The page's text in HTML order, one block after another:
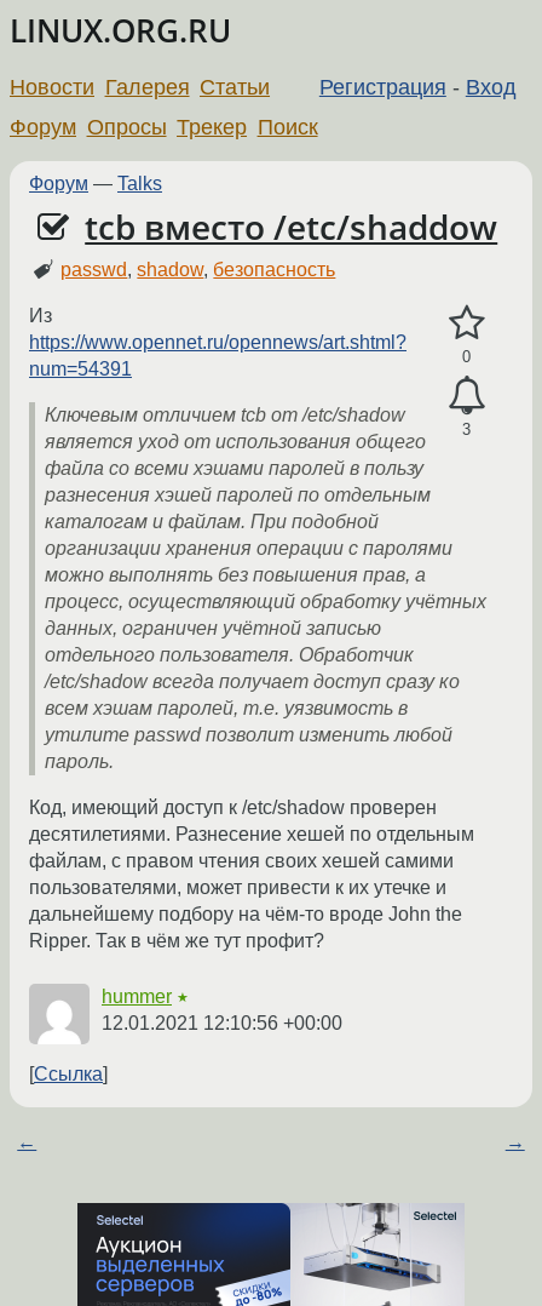
LINUX.ORG.RU
Регистрация - Вход
Новости Галерея Статьи
Форум Опросы Трекер Поиск
Форум — Talks
tcb вместо /etc/shaddow
passwd,shadow, безопасность
0
3
Из
https://www.opennet.ru/opennews/art.shtml?
num=54391
Ключевым отличием tcb от /etc/shadow
является уход от использования общего
файла со всеми хэшами паролей в пользу
разнесения хэшей паролей по отдельным
каталогам и файлам. При подобной
организации хранения операции с паролями
можно выполнять без повышения прав, а
процесс, осуществляющий обработку учётных
данных, ограничен учётной записью
отдельного пользователя. Обработчик
/etc/shadow всегда получает доступ сразу ко
всем хэшам паролей, т.е. уязвимость в
утилите passwd позволит изменить любой
пароль.
Код, имеющий доступ к /etc/shadow проверен
десятилетиями. Разнесение хешей по отдельным
файлам, с правом чтения своих хешей самими
пользователями, может привести к их утечке и
дальнейшему подбору на чём-то вроде John the
Ripper. Так в чём же тут профит?
hummer ★
12.01.2021 12:10:56 +00:00
Ссылка
← →